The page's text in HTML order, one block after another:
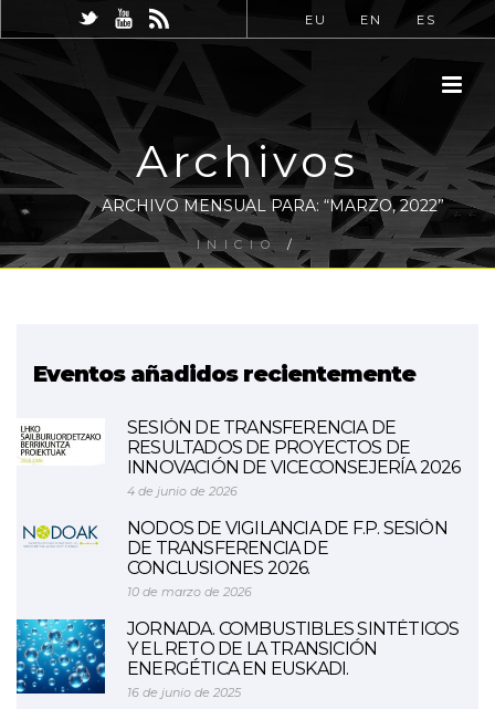
EU EN ES
Archivos
ARCHIVO MENSUAL PARA: “MARZO, 2022”
INICIO /
Eventos añadidos recientemente
SESIÓN DE TRANSFERENCIA DE
RESULTADOS DE PROYECTOS DE
INNOVACIÓN DE VICECONSEJERÍA 2026
4 de junio de 2026
NODOS DE VIGILANCIA DE F.P. SESIÓN
DE TRANSFERENCIA DE
CONCLUSIONES 2026.
10 de marzo de 2026
JORNADA. COMBUSTIBLES SINTÉTICOS
Y EL RETO DE LA TRANSICIÓN
ENERGÉTICA EN EUSKADI.
16 de junio de 2025